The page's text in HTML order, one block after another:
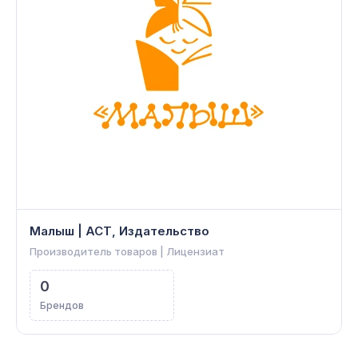
Малыш | АСТ, Издательство
Производитель товаров | Лицензиат
0
Брендов